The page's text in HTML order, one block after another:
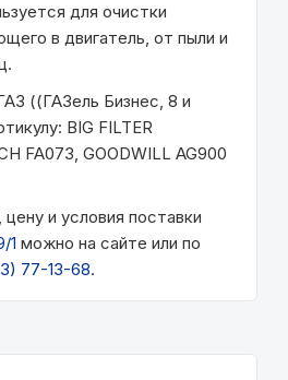
для очистки
в двигатель, от пыли и
((ГАЗель Бизнес, 8 и
BIG FILTER
FA073, GOODWILL AG900
и условия поставки
1 можно на сайте или по
77-13-68.